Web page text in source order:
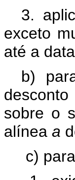
3.
exceto
até a
b)
sobre o
alínea a
c)